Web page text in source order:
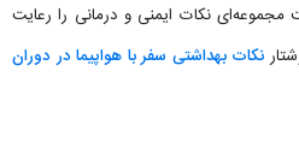
مجموعه‌ای نکات ایمنی و درمانی را رعایت
نکات بهداشتی سفر با هواپیما در دوران